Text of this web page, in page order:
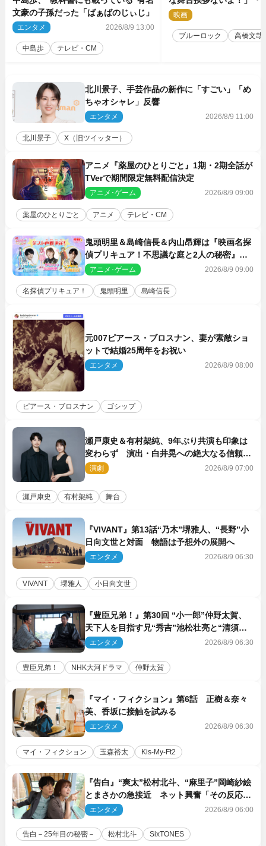
文豪の子孫だった「ばぁばのじぃじ」
エンタメ 2026/8/9 13:00
中島歩 テレビ・CM
ク』自由すぎるイベント
映画
ブルーロック 高橋文哉
北川景子、手芸作品の新作に「すごい」「め
ちゃオシャレ」反響
エンタメ 2026/8/9 11:00
北川景子 X（旧ツイッター）
アニメ『薬屋のひとりごと』1期・2期全話が
TVerで期間限定無料配信決定
アニメ･ゲーム 2026/8/9 09:00
薬屋のひとりごと アニメ テレビ・CM
鬼頭明里＆島崎信長＆内山昂輝は『映画名探
偵プリキュア！不思議な庭と2人の秘密』ゲ
スト声優に決定
アニメ･ゲーム 2026/8/9 09:00
名探偵プリキュア！ 鬼頭明里 島崎信長
元007ピアース・ブロスナン、妻が素敵ショ
ットで結婚25周年をお祝い
エンタメ 2026/8/9 08:00
ピアース・ブロスナン ゴシップ
瀬戸康史＆有村架純、9年ぶり共演も印象は
変わらず 演出・白井晃への絶大なる信頼を
胸に舞台『キュー』に挑む
演劇 2026/8/9 07:00
瀬戸康史 有村架純 舞台
『VIVANT』第13話“乃木”堺雅人、“長野”小
日向文世と対面 物語は予想外の展開へ
エンタメ 2026/8/9 06:30
VIVANT 堺雅人 小日向文世
『豊臣兄弟！』第30回 “小一郎”仲野太賀、
天下人を目指す兄“秀吉”池松壮亮と“清須会
議”へ
エンタメ 2026/8/9 06:30
豊臣兄弟！ NHK大河ドラマ 仲野太賀
『マイ・フィクション』第6話 正樹＆奈々
美、香坂に接触を試みる
エンタメ 2026/8/9 06:30
マイ・フィクション 玉森裕太 Kis‐My‐Ft2
『告白』“爽太”松村北斗、“麻里子”岡崎紗絵
とまさかの急接近 ネット興奮「その反応
は」「いいの!?」（ネタバレあり）
エンタメ 2026/8/9 06:00
告白－25年目の秘密－ 松村北斗 SixTONES